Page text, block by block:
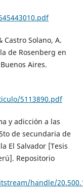
Castro Solano, A.
de Rosenberg en
Aires.
5113890.pdf
y adicción a las
de secundaria de
El Salvador [Tesis
Repositorio
handle/